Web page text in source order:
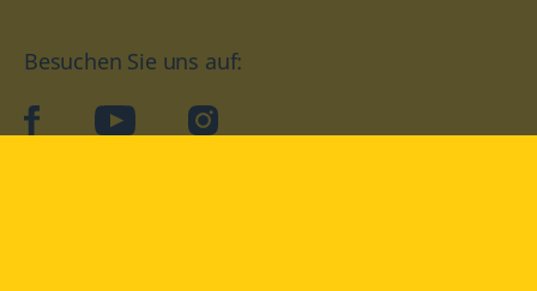
Besuchen Sie uns auf:
facebookYouTube Instagram